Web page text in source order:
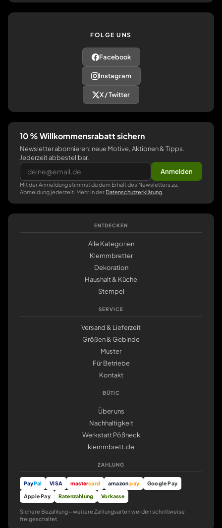
FOLGE UNS
Facebook
Instagram
X / Twitter
10 % Willkommensrabatt sichern
Newsletter abonnieren: neue Motive, Aktionen & Tipps.
Jederzeit abbestellbar.
Anmelden
Mit der Anmeldung stimmst du dem Erhalt des Newsletters zu,
Abmeldung jederzeit. Mehr in der Datenschutzerklärung
ENTDECKEN
Alle Kategorien
Klemmbretter
Dekoration
Haushalt & Küche
Stempel
SERVICE
Versand & Lieferzeit
Größen & Gebinde
Muster
Für Betriebe
Kontakt
BÜTIC
Über uns
Nachhaltigkeit
Werkstatt Pößneck
klemmbrett.de
ZAHLUNG
PayPal VISA mastercard amazonpay
Google Pay
Apple Pay
Ratenzahlung Vorkasse
Sichere Bezahlung – weitere Zahlungsarten werden schrittweise
freigeschaltet.